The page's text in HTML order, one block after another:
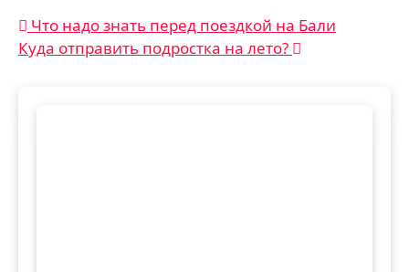
Навигация
по
Что надо знать перед поездкой на Бали
Куда отправить подростка на лето?